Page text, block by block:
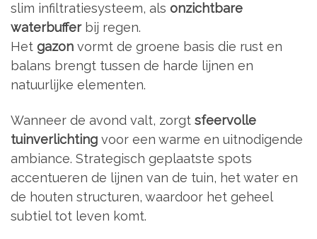
slim infiltratiesysteem, als onzichtbare
waterbufferbij regen.
Het gazon vormt de groene basis die rust en
balans brengt tussen de harde lijnen en
natuurlijke elementen.
Wanneer de avond valt, zorgt sfeervolle
tuinverlichting voor een warme en uitnodigende
ambiance. Strategisch geplaatste spots
accentueren de lijnen van de tuin, het water en
de houten structuren, waardoor het geheel
subtiel tot leven komt.